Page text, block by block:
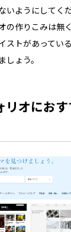
いようにしてく
の作りこみは無
ストがあってい
しょう。
リオにお